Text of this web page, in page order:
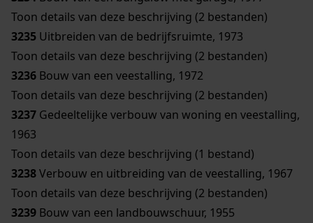
Toon details van deze beschrijving (2 bestanden)
3235 Uitbreiden van de bedrijfsruimte, 1973
Toon details van deze beschrijving (2 bestanden)
3236 Bouw van een veestalling, 1972
Toon details van deze beschrijving (2 bestanden)
3237 Gedeeltelijke verbouw van woning en veestalling,
1963
Toon details van deze beschrijving (1 bestand)
3238Verbouw en uitbreiding van de veestalling, 1967
Toon details van deze beschrijving (2 bestanden)
3239 Bouw van een landbouwschuur, 1955